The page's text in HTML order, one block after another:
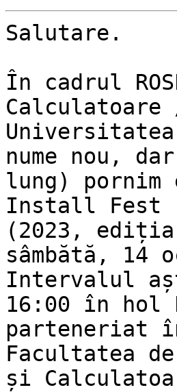
Salutare.
În cadrul
Calculatoare
Universitatea
nume nou,
lung) pornim
Install Fest
(2023,
sâmbătă, 14
Intervalul
16:00 în hol
parteneriat
Facultatea
și